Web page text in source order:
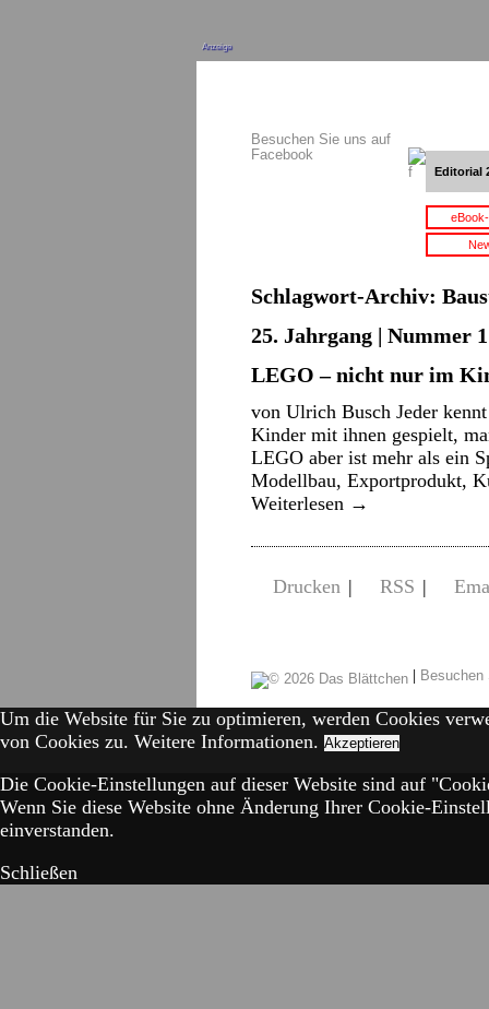
Anzeige
Besuchen Sie uns auf
Facebook
Editorial
Schlagwort-Archiv:
25. Jahrgang | Nummer
LEGO – nicht nur im
von Ulrich Busch Jeder
Kinder mit ihnen gespielt,
LEGO aber ist mehr als ein
Modellbau, Exportprodukt,
Weiterlesen →
Drucken | RSS |
|
Um die Website für Sie zu optimieren, werden Cookies
von Cookies zu. Weitere Informationen. Akzeptieren
Die Cookie-Einstellungen auf dieser Website sind auf
Wenn Sie diese Website ohne Änderung Ihrer Cookie-
einverstanden.
Schließen